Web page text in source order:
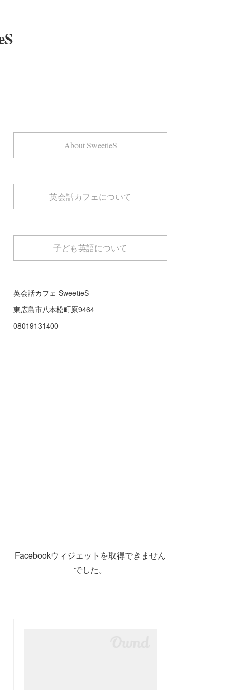
About SweetieS
英会話カフェについて
子ども英語について
英会話カフェ SweetieS
東広島市八本松町原9464
08019131400
Facebookウィジェットを取得できません
でした。